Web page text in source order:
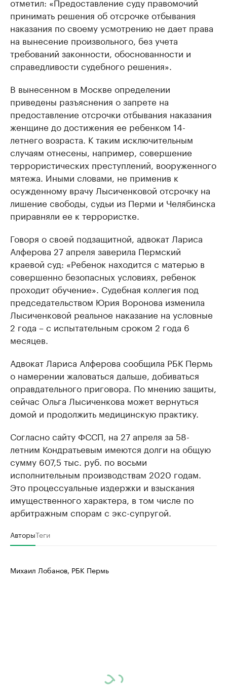
принимать решения об отсрочке отбывания
наказания по своему усмотрению не дает права
на вынесение произвольного, без учета
требований законности, обоснованности и
справедливости судебного решения».
В вынесенном в Москве определении
приведены разъяснения о запрете на
предоставление отсрочки отбывания наказания
женщине до достижения ее ребенком 14-
летнего возраста. К таким исключительным
случаям отнесены, например, совершение
террористических преступлений, вооруженного
мятежа. Иными словами, не применив к
осужденному врачу Лысиченковой отсрочку на
лишение свободы, судьи из Перми и Челябинска
приравняли ее к террористке.
Говоря о своей подзащитной, адвокат Лариса
Алферова 27 апреля заверила Пермский
краевой суд: «Ребенок находится с матерью в
совершенно безопасных условиях, ребенок
проходит обучение». Судебная коллегия под
председательством Юрия Воронова изменила
Лысиченковой реальное наказание на условные
2 года – с испытательным сроком 2 года 6
месяцев.
Адвокат Лариса Алферова сообщила РБК Пермь
о намерении жаловаться дальше, добиваться
оправдательного приговора. По мнению защиты,
сейчас Ольга Лысиченкова может вернуться
домой и продолжить медицинскую практику.
Согласно сайту ФССП, на 27 апреля за 58-
летним Кондратьевым имеются долги на общую
сумму 607,5 тыс. руб. по восьми
исполнительным производствам 2020 годам.
Это процессуальные издержки и взыскания
имущественного характера, в том числе по
арбитражным спорам с экс-супругой.
АвторыТеги
Михаил Лобанов, РБК Пермь